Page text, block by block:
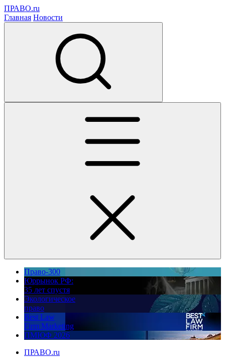
ПРАВО.ru
Главная Новости
Право-300
Юррынок РФ:
35 лет спустя
Экологическое
право
Best Law
Firm Marketing
ПМЮФ 2026
ПРАВО.ru